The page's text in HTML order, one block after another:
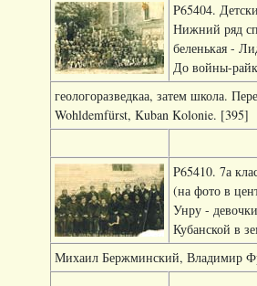
P65404.
Нижний ряд
беленькая -
До войны-
геологоразведкаа, затем школа.
Wohldemfürst, Kuban Kolonie. [395]
P65410. 7а
(на фото в
Унру -
Кубанской в
Михаил Бержминский, Владимир